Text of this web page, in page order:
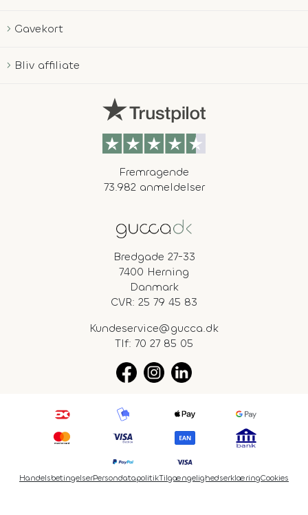
Gavekort
Bliv affiliate
Fremragende
73.982 anmeldelser
Bredgade 27-33
7400 Herning
Danmark
CVR: 25 79 45 83
Kundeservice@gucca.dk
Tlf: 70 27 85 05
HandelsbetingelserPersondatapolitikTilgængelighedserklæringCookies